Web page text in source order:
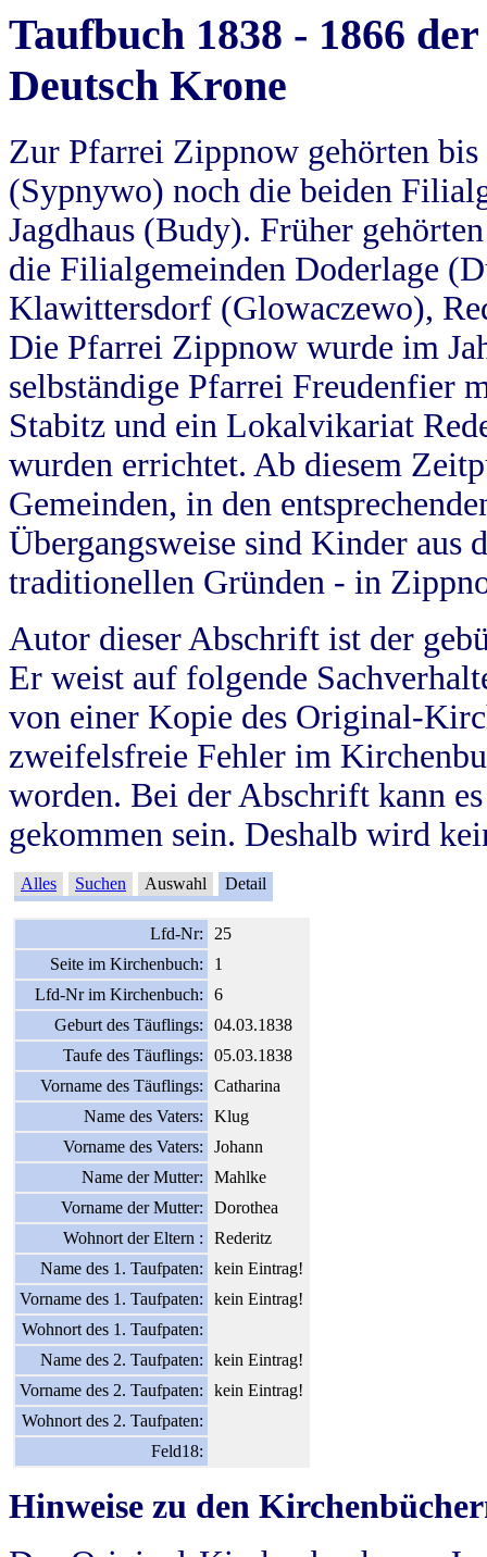
Taufbuch 1838 - 1866
Deutsch Krone
Zur Pfarrei Zippnow gehörten
(Sypnywo) noch die beiden
Jagdhaus (Budy). Früher
die Filialgemeinden Doderlage
Klawittersdorf (Glowaczewo),
Die Pfarrei Zippnow wurde im
selbständige Pfarrei Freudenfier
Stabitz und ein Lokalvikariat
wurden errichtet. Ab diesem
Gemeinden, in den
Übergangsweise sind Kinder aus
traditionellen Gründen - in
Autor dieser Abschrift ist der
Er weist auf folgende
von einer Kopie des Original-
zweifelsfreie Fehler im
worden. Bei der Abschrift kann
gekommen sein. Deshalb wird
Alles Suchen Auswahl Detail
Lfd-Nr:
25
Seite im Kirchenbuch:
1
Lfd-Nr im Kirchenbuch:
6
Geburt des Täuflings:
04.03.1838
Taufe des Täuflings:
05.03.1838
Vorname des Täuflings:
Catharina
Name des Vaters:
Klug
Vorname des Vaters:
Johann
Name der Mutter:
Mahlke
Vorname der Mutter:
Dorothea
Wohnort der Eltern :
Rederitz
Name des 1. Taufpaten:
kein Eintrag!
Vorname des 1. Taufpaten:
kein Eintrag!
Wohnort des 1. Taufpaten:
Name des 2. Taufpaten:
kein Eintrag!
Vorname des 2. Taufpaten:
kein Eintrag!
Wohnort des 2. Taufpaten:
Feld18:
Hinweise zu den